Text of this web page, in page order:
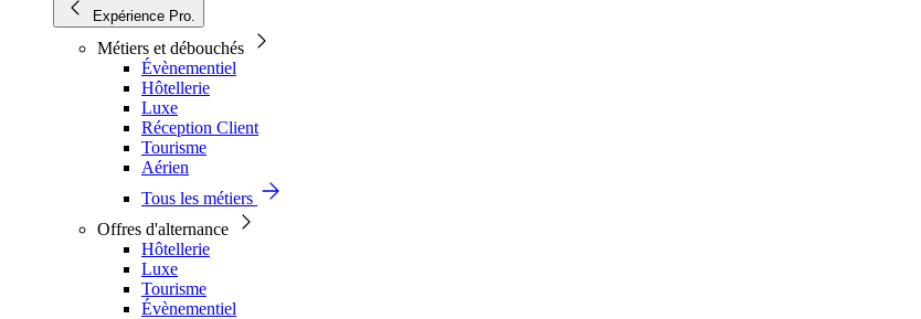
Expérience Pro.
Métiers et débouchés
Évènementiel
Hôtellerie
Luxe
Réception Client
Tourisme
Aérien
Tous les métiers
Offres d'alternance
Hôtellerie
Luxe
Tourisme
Évènementiel